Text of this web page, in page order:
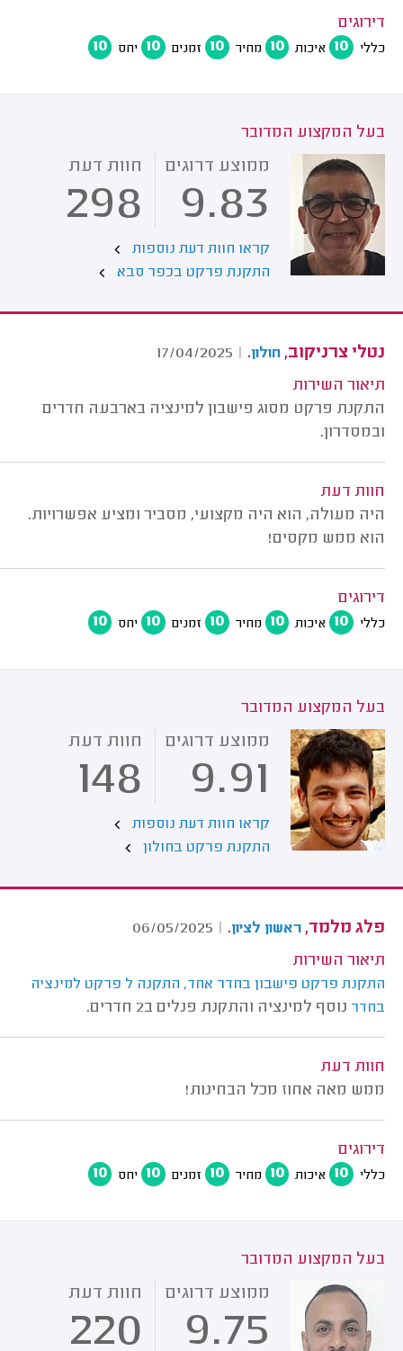
דירוגים
כללי 10 איכות 10 מחיר 10 זמנים 10 יחס 10
בעל המקצוע המדובר
ממוצע דרוגים
9.83
חוות דעת
298
קראו חוות דעת נוספות
התקנת פרקט בכפר סבא
נטלי צרניקוב, חולון.
|
17/04/2025
תיאור השירות
התקנת פרקט מסוג פישבון למינציה בארבעה חדרים
ובמסדרון.
חוות דעת
היה מעולה, הוא היה מקצועי, מסביר ומציע אפשרויות.
הוא ממש מקסים!
דירוגים
כללי 10 איכות 10 מחיר 10 זמנים 10 יחס 10
בעל המקצוע המדובר
ממוצע דרוגים
9.91
חוות דעת
148
קראו חוות דעת נוספות
התקנת פרקט בחולון
פלג מלמד, ראשון לציון.
|
06/05/2025
תיאור השירות
‏התקנת פרקט פישבון בחדר אחד, התקנה ל פרקט למינציה
בחדר נוסף למינציה והתקנת פנלים ב2 חדרים.
חוות דעת
ממש מאה אחוז מכל הבחינות!
דירוגים
כללי 10 איכות 10 מחיר 10 זמנים 10 יחס 10
בעל המקצוע המדובר
ממוצע דרוגים
9.75
חוות דעת
220